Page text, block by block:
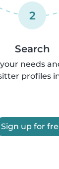
2
Search
needs
profiles
Sign up for